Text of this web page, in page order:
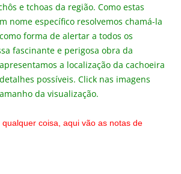
e tchoas da região. Como estas
nome específico resolvemos chamá-la
forma de alertar a todos os
fascinante e perigosa obra da
a localização da cachoeira
possíveis. Click nas imagens
da visualização.
coisa, aqui vão as notas de